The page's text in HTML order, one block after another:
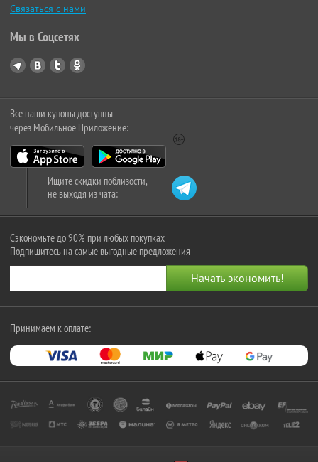
Связаться с нами
Мы в Соцсетях
Все наши купоны доступны
через Мобильное Приложение:
Ищите скидки поблизости,
не выходя из чата:
Сэкономьте до 90% при любых покупках
Подпишитесь на самые выгодные предложения
Принимаем к оплате: